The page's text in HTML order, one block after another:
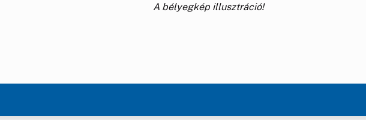
A bélyegkép illusztráció!